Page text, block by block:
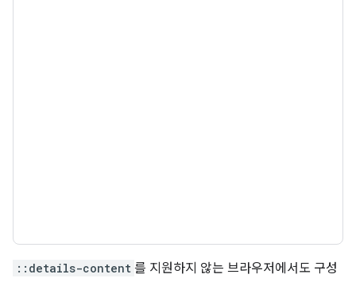
::details-content 를 지원하지 않는 브라우저에서도 구성